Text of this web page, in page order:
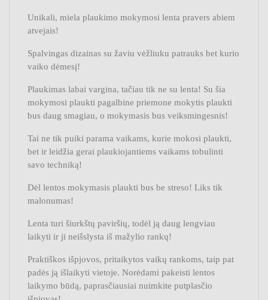
Unikali, miela plaukimo mokymosi lenta pravers abiem
atvejais!
Spalvingas dizainas su žaviu vėžliuku patrauks bet kurio
vaiko dėmesį!
Plaukimas labai vargina, tačiau tik ne su lenta! Su šia
mokymosi plaukti pagalbine priemone mokytis plaukti
bus daug smagiau, o mokymasis bus veiksmingesnis!
Tai ne tik puiki parama vaikams, kurie mokosi plaukti,
bet ir leidžia gerai plaukiojantiems vaikams tobulinti
savo techniką!
Dėl lentos mokymasis plaukti bus be streso! Liks tik
malonumas!
Lenta turi šiurkštų paviršių, todėl ją daug lengviau
laikyti ir ji neišslysta iš mažylio rankų!
Praktiškos išpjovos, pritaikytos vaikų rankoms, taip pat
padės ją išlaikyti vietoje. Norėdami pakeisti lentos
laikymo būdą, paprasčiausiai nuimkite putplasčio